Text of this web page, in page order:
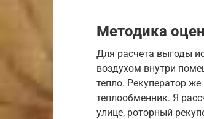
Методика
Для расчета выгоды
воздухом внутри
тепло. Рекуператор
теплообменник. Я
улице, роторный